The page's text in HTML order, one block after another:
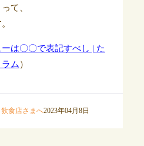
て、
は〇〇で表記すべし | た
ム ）
飲食店さまへ2023年04月8日